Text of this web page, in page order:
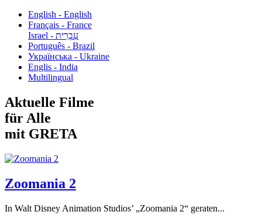
English - English
Français - France
עִבְרִית - Israel
Português - Brazil
Українська - Ukraine
Englis - India
Multilingual
Aktuelle Filme
für Alle
mit GRETA
Zoomania 2
In Walt Disney Animation Studios’ „Zoomania 2“ geraten...